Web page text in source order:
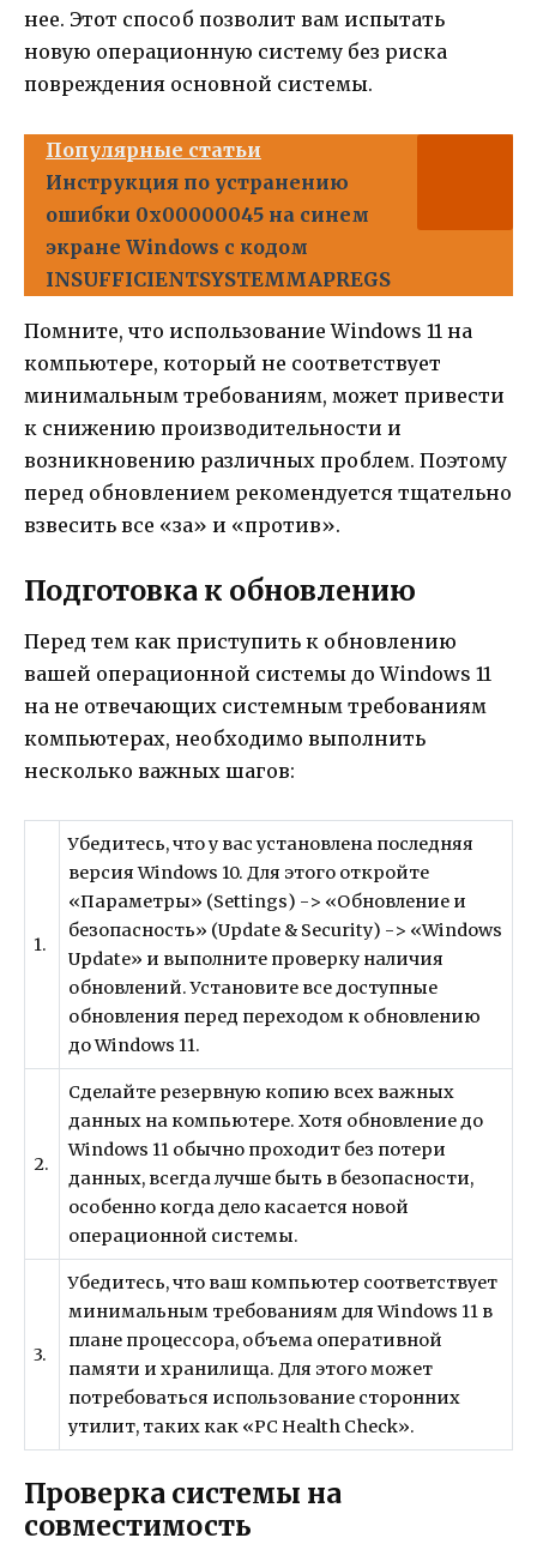
нее. Этот способ позволит вам испытать
новую операционную систему без риска
повреждения основной системы.
Популярные статьи
Инструкция по устранению
ошибки 0x00000045 на синем
экране Windows с кодом
INSUFFICIENTSYSTEMMAPREGS
Помните, что использование Windows 11 на
компьютере, который не соответствует
минимальным требованиям, может привести
к снижению производительности и
возникновению различных проблем. Поэтому
перед обновлением рекомендуется тщательно
взвесить все «за» и «против».
Подготовка к обновлению
Перед тем как приступить к обновлению
вашей операционной системы до Windows 11
на не отвечающих системным требованиям
компьютерах, необходимо выполнить
несколько важных шагов:
1.
Убедитесь, что у вас установлена последняя
версия Windows 10. Для этого откройте
«Параметры» (Settings) -> «Обновление и
безопасность» (Update & Security) -> «Windows
Update» и выполните проверку наличия
обновлений. Установите все доступные
обновления перед переходом к обновлению
до Windows 11.
2.
Сделайте резервную копию всех важных
данных на компьютере. Хотя обновление до
Windows 11 обычно проходит без потери
данных, всегда лучше быть в безопасности,
особенно когда дело касается новой
операционной системы.
3.
Убедитесь, что ваш компьютер соответствует
минимальным требованиям для Windows 11 в
плане процессора, объема оперативной
памяти и хранилища. Для этого может
потребоваться использование сторонних
утилит, таких как «PC Health Check».
Проверка системы на
совместимость